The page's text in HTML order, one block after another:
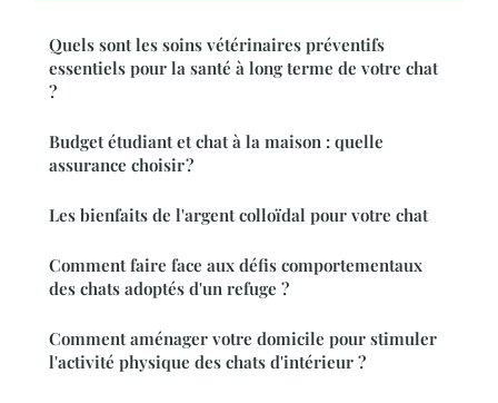
Quels sont les soins vétérinaires préventifs
essentiels pour la santé à long terme de votre chat
?
Budget étudiant et chat à la maison : quelle
assurance choisir ?
Les bienfaits de l'argent colloïdal pour votre chat
Comment faire face aux défis comportementaux
des chats adoptés d'un refuge ?
Comment aménager votre domicile pour stimuler
l'activité physique des chats d'intérieur ?